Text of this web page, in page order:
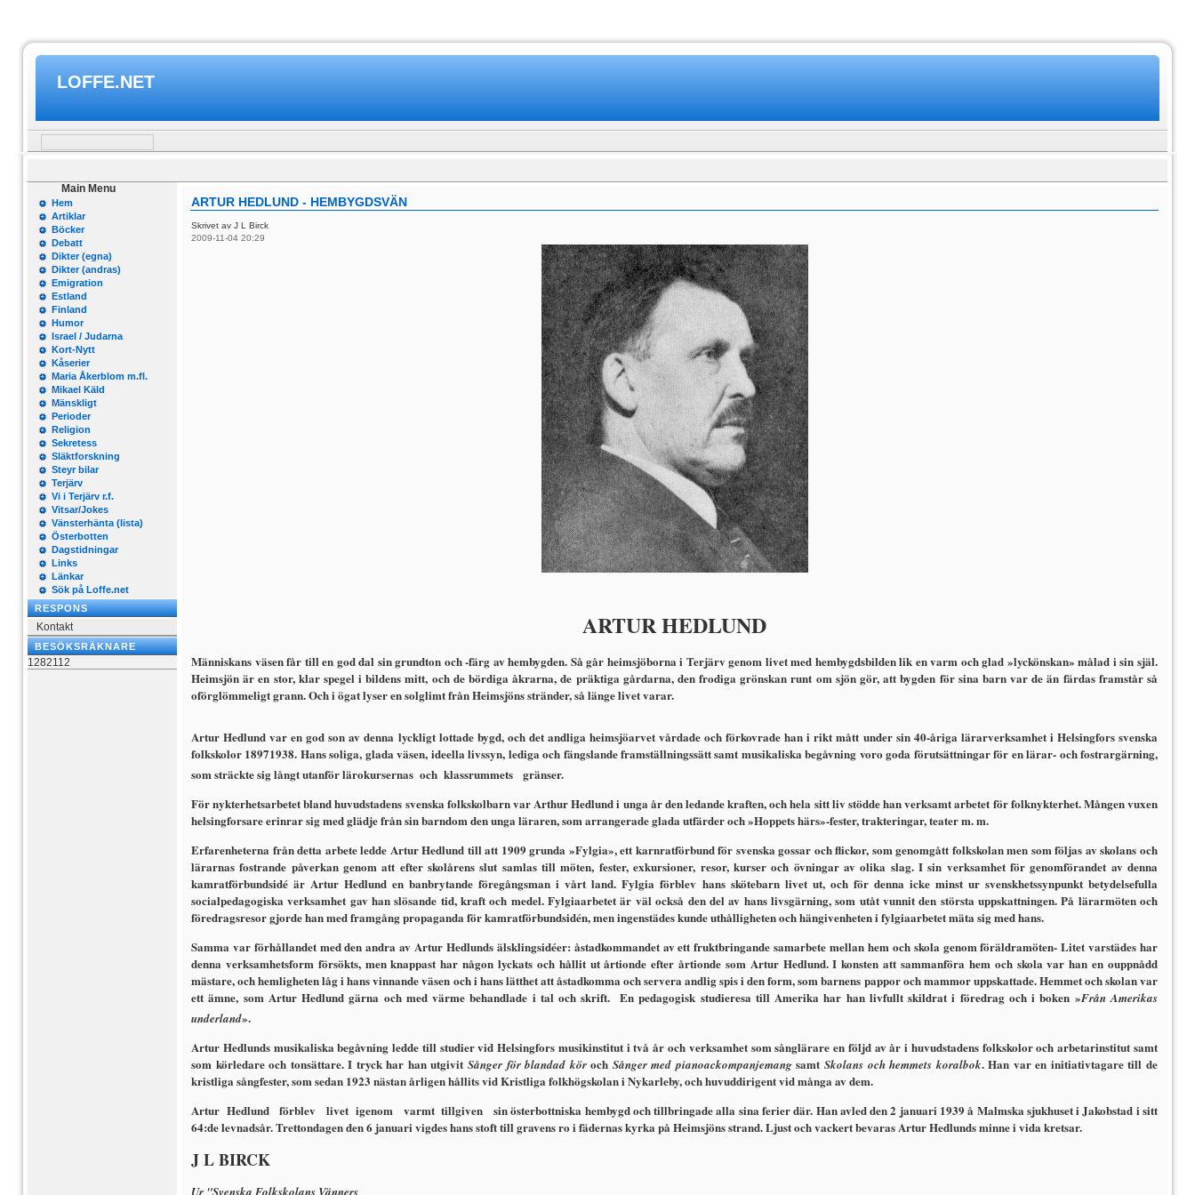
LOFFE.NET
Main Menu
Hem
Artiklar
Böcker
Debatt
Dikter (egna)
Dikter (andras)
Emigration
Estland
Finland
Humor
Israel / Judarna
Kort-Nytt
Kåserier
Maria Åkerblom m.fl.
Mikael Käld
Mänskligt
Perioder
Religion
Sekretess
Släktforskning
Steyr bilar
Terjärv
Vi i Terjärv r.f.
Vitsar/Jokes
Vänsterhänta (lista)
Österbotten
Dagstidningar
Links
Länkar
Sök på Loffe.net
RESPONS
Kontakt
BESÖKSRÄKNARE
1282112
ARTUR HEDLUND - HEMBYGDSVÄN
Skrivet av J L Birck
2009-11-04 20:29
ARTUR HEDLUND
Människans väsen får till en god dal sin grundton och -färg av hembygden. Så går heimsjöborna i Terjärv genom livet med hembygdsbilden lik en varm och glad »lyckönskan» må­lad i sin själ.
Heimsjön är en stor, klar spegel i bildens mitt, och de bördiga åkrarna, de präktiga gårdarna, den frodiga grönskan runt om sjön gör, att bygden för sina barn var de än färdas framstår så
oförglömmeligt grann. Och i ögat lyser en solglimt från Heimsjöns stränder, så länge livet varar.
Artur Hedlund var en god son av denna lyckligt lottade bygd, och det andliga heimsjöarvet vårdade och förkovrade han i rikt mått under sin 40-åriga lärarverksamhet i Helsingfors sven­ska
folkskolor 18971938. Hans soliga, glada väsen, ideella livssyn, lediga och fängslande framställ­ningssätt samt musikaliska begåv­ning voro goda förutsättningar för en lärar- och fostrargärning,
som sträckte sig långt utanför lärokur­sernas och klassrummets gränser.
För nykterhetsarbetet bland hu­vudstadens svenska folkskolbarn var Arthur Hedlund i unga år den ledande kraften, och hela sitt liv stödde han verksamt arbetet för folknykterhet. Mången vuxen
helsingforsare erinrar sig med glädje från sin barndom den unga läraren, som arrangerade glada utfärder och »Hoppets härs»-fester, trakteringar, teater m. m.
Erfarenheterna från detta arbete ledde Artur Hedlund till att 1909 grunda »Fylgia», ett karnratförbund för svenska gos­sar och flickor, som genomgått folkskolan men som följas av skolans och
lärarnas fostrande påverkan genom att efter skol­årens slut samlas till möten, fester, exkursioner, resor, kurser och övningar av olika slag. I sin verksamhet för genomföran­det av denna
kamratförbundsidé är Artur Hedlund en ban­brytande föregångsman i vårt land. Fylgia förblev hans sköte­barn livet ut, och för denna icke minst ur svenskhetssynpunkt betydelsefulla
socialpedagogiska verksamhet gav han slösande tid, kraft och medel. Fylgiaarbetet är väl också den del av hans livsgärning, som utåt vunnit den största uppskattningen. På lärarmöten och
föredragsresor gjorde han med framgång propaganda för kamratförbundsidén, men ingenstädes kunde ut­hålligheten och hängivenheten i fylgiaarbetet mäta sig med hans.
Samma var förhållandet med den andra av Artur Hedlunds älsklingsidéer: åstadkommandet av ett fruktbringande samar­bete mellan hem och skola genom föräldramöten- Litet varstädes har
denna verksamhetsform försökts, men knappast har någon lyckats och hållit ut årtionde efter årtionde som Artur Hedlund. I konsten att sammanföra hem och skola var han en ouppnådd
mästare, och hemligheten låg i hans vinnande väsen och i hans lätthet att åstadkomma och servera andlig spis i den form, som barnens pappor och mammor uppskattade. Hemmet och skolan var
ett ämne, som Artur Hedlund gärna och med värme behandlade i tal och skrift.  En pedagogisk studieresa till Amerika har han livfullt skildrat i föredrag och i boken »Från Amerikas
underland».
Artur Hedlunds musikaliska begåvning ledde till studier vid Helsingfors musikinstitut i två år och verksamhet som sång­lärare en följd av år i huvudstadens folkskolor och arbetar­institut samt
som körledare och tonsättare. I tryck har han ut­givit Sånger för blandad köroch Sånger med pianoackompanje­mangsamtSkolans och hemmets koralbok. Han var en ini­tiativtagare till de
kristliga sångfester, som sedan 1923 nästan årligen hållits vid Kristliga folkhögskolan i Nykarleby, och huvuddirigent vid många av dem.
Artur Hedlund förblev livet igenom varmt tillgiven sin österbottniska hembygd och tillbringade alla sina ferier där. Han avled den 2 januari 1939 å Malmska sjukhuset i Jakob­stad i sitt
64:de levnadsår. Trettondagen den 6 januari vigdes hans stoft till gravens ro i fädernas kyrka på Heimsjöns strand. Ljust och vackert bevaras Artur Hedlunds minne i vida kretsar.
J L BIRCK
Ur "Svenska Folkskolans Vänners